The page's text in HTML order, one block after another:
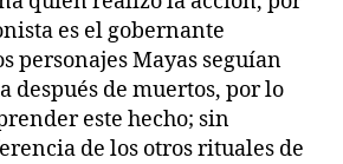
es el gobernante
personajes Mayas seguían
después de muertos, por lo
este hecho; sin
de los otros rituales de